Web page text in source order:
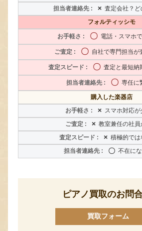
× 査定会社？ど
フォルティッシモ
〇 電話・スマホ
〇 自社で専門担当が
〇 査定と最短納
〇 専任に
購入した楽器店
× スマホ対応
× 教室兼任の社員
× 積極的では
〇 不在に
ピアノ買取のお問
買取フォーム